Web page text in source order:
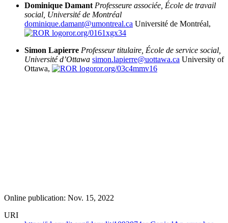
Dominique Damant Professeure associée, École de travail
social, Université de Montréal
dominique.damant@umontreal.ca Université de Montréal,
ror.org/0161xgx34
Simon Lapierre Professeur titulaire, École de service social,
Université d’Ottawa simon.lapierre@uottawa.ca University of
Ottawa,
ror.org/03c4mmv16
Online publication: Nov. 15, 2022
URI